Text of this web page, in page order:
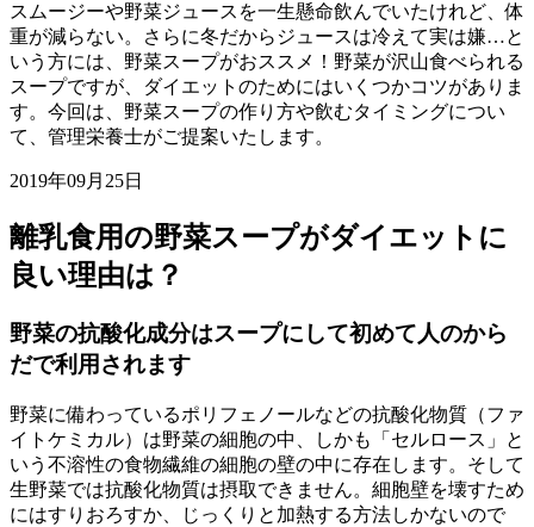
スムージーや野菜ジュースを一生懸命飲んでいたけれど、体
重が減らない。さらに冬だからジュースは冷えて実は嫌…と
いう方には、野菜スープがおススメ！ 野菜が沢山食べられる
スープですが、ダイエットのためにはいくつかコツがありま
す。今回は、野菜スープの作り方や飲むタイミングについ
て、管理栄養士がご提案いたします。
2019年09月25日
離乳食用の野菜スープがダイエットに
良い理由は？
野菜の抗酸化成分はスープにして初めて人のから
だで利用されます
野菜に備わっているポリフェノールなどの抗酸化物質（ファ
イトケミカル）は野菜の細胞の中、しかも「セルロース」と
いう不溶性の食物繊維の細胞の壁の中に存在します。そして
生野菜では抗酸化物質は摂取できません。細胞壁を壊すため
にはすりおろすか、じっくりと加熱する方法しかないので